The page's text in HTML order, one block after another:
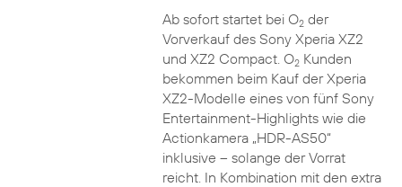
Ab sofort startet bei O2der
Vorverkauf des Sony Xperia XZ2
und XZ2 Compact. O2Kunden
bekommen beim Kauf der Xperia
XZ2-Modelle eines von fünf Sony
Entertainment-Highlights wie die
Actionkamera „HDR-AS50“
inklusive – solange der Vorrat
reicht. In Kombination mit den extra